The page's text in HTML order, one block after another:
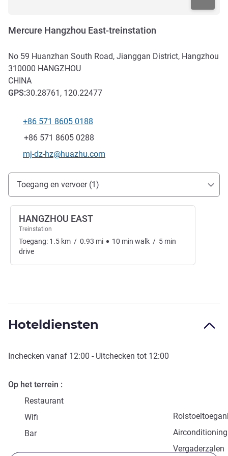
Mercure Hangzhou East-treinstation
No 59 Huanzhan South Road, Jianggan District, Hangzhou
310000 HANGZHOU
CHINA
GPS:30.28761, 120.22477
Telefoon
+86 571 8605 0188
Fax
+86 571 8605 0288
E-mailadres voor contact
mj-dz-hz@huazhu.com
Toegang en transport
Toegang en vervoer (1)
HANGZHOU EAST
Treinstation
Toegang: 1.5 km / 0.93 mi 10 min walk / 5 min
drive
Hoteldiensten
Inchecken vanaf 12:00 - Uitchecken tot 12:00
Op het terrein
Restaurant
Wifi
Airconditioning
Bar
Vergaderzalen